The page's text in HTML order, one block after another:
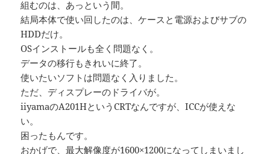
組むのは、あっという間。
結局本体で使い回したのは、ケースと電源およびサブの
HDDだけ。
OSインストールも全く問題なく。
データの移行もきれいに終了。
使いたいソフトは問題なく入りました。
ただ、ディスプレーのドライバが。
iiyamaのA201HというCRTなんですが、ICCが使えな
い。
困ったもんです。
おかげで、最大解像度が1600×1200になってしまいまし